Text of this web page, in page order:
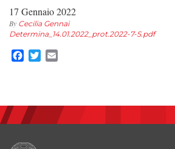
17 Gennaio 2022
By Cecilia Gennai
Determina_14.01.2022_prot.2022-7-S.pdf
Facebook
Twitter